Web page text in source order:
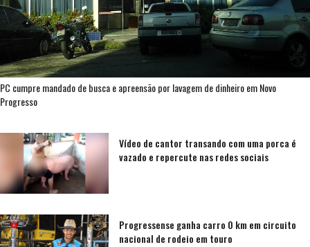
PC cumpre mandado de busca e apreensão por lavagem de dinheiro em Novo
Progresso
Vídeo de cantor transando com uma porca é
vazado e repercute nas redes sociais
Progressense ganha carro 0 km em circuito
nacional de rodeio em touro